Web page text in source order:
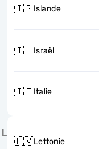
🇮🇸Islande
🇮🇱Israël
🇮🇹Italie
L
🇱🇻Lettonie